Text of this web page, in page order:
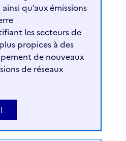
qu’aux émissions
les secteurs de
propices à des
de nouveaux
de réseaux